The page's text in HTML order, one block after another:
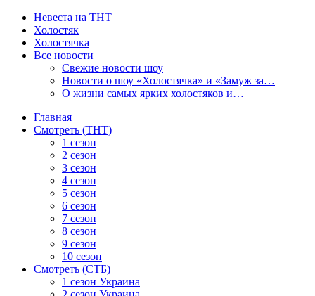
Невеста на ТНТ
Холостяк
Холостячка
Все новости
Свежие новости шоу
Новости о шоу «Холостячка» и «Замуж за…
О жизни самых ярких холостяков и…
Главная
Смотреть (ТНТ)
1 сезон
2 сезон
3 сезон
4 сезон
5 сезон
6 сезон
7 сезон
8 сезон
9 сезон
10 сезон
Смотреть (СТБ)
1 сезон Украина